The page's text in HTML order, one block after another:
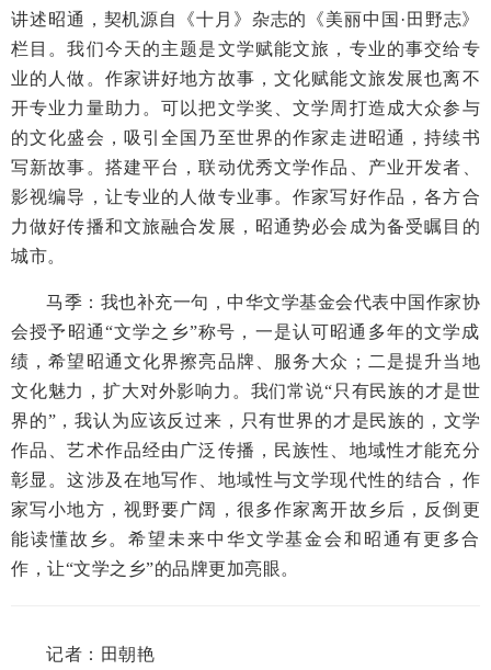
讲述昭通，契机源自《十月》杂志的《美丽中国·田野志》
栏目。我们今天的主题是文学赋能文旅，专业的事交给专
业的人做。作家讲好地方故事，文化赋能文旅发展也离不
开专业力量助力。可以把文学奖、文学周打造成大众参与
的文化盛会，吸引全国乃至世界的作家走进昭通，持续书
写新故事。搭建平台，联动优秀文学作品、产业开发者、
影视编导，让专业的人做专业事。作家写好作品，各方合
力做好传播和文旅融合发展，昭通势必会成为备受瞩目的
城市。
马季：我也补充一句，中华文学基金会代表中国作家协
会授予昭通“文学之乡”称号，一是认可昭通多年的文学成
绩，希望昭通文化界擦亮品牌、服务大众；二是提升当地
文化魅力，扩大对外影响力。我们常说“只有民族的才是世
界的”，我认为应该反过来，只有世界的才是民族的，文学
作品、艺术作品经由广泛传播，民族性、地域性才能充分
彰显。这涉及在地写作、地域性与文学现代性的结合，作
家写小地方，视野要广阔，很多作家离开故乡后，反倒更
能读懂故乡。希望未来中华文学基金会和昭通有更多合
作，让“文学之乡”的品牌更加亮眼。
记者： 田朝艳